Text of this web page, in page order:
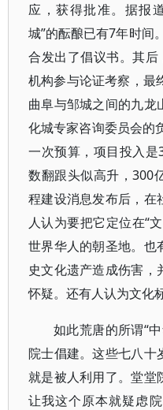
应，获得批准。据报
城”的酝酿已有7年时间
合发出了倡议书。其
机构参与论证考察，最
曲阜与邹城之间的九龙
化城专家咨询委员会的
一次预算，项目投入
数翻跟头似高升，300
程建设消息发布后，在
人认为要把它定位在“
世界华人的朝圣地。也
史文化遗产造成伤害
怀疑。还有人认为文化
如此荒唐的所谓“
院士倡建。这些七八十
就是被人利用了。堂堂
让我这个原本就疑虑